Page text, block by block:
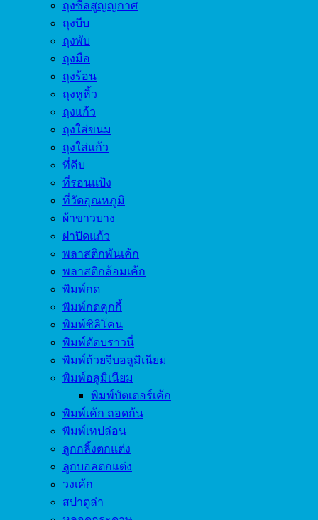
ถุงซีลสูญญกาศ
ถุงบีบ
ถุงพับ
ถุงมือ
ถุงร้อน
ถุงหูหิ้ว
ถุงแก้ว
ถุงใส่ขนม
ถุงใส่แก้ว
ที่คีบ
ที่รอนแป้ง
ที่วัดอุณหภูมิ
ผ้าขาวบาง
ฝาปิดแก้ว
พลาสติกพันเค้ก
พลาสติกล้อมเค้ก
พิมพ์กด
พิมพ์กดคุกกี้
พิมพ์ซิลิโคน
พิมพ์ตัดบราวนี่
พิมพ์ถ้วยจีบอลูมิเนียม
พิมพ์อลูมิเนียม
พิมพ์บัตเตอร์เค้ก
พิมพ์เค้ก ถอดก้น
พิมพ์เทปล่อน
ลูกกลิ้งตกแต่ง
ลูกบอลตกแต่ง
วงเค้ก
สปาตูล่า